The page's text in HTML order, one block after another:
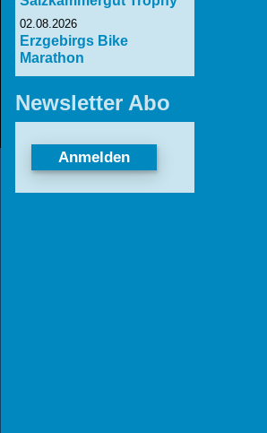
02.08.2026
Erzgebirgs Bike
Marathon
Newsletter Abo